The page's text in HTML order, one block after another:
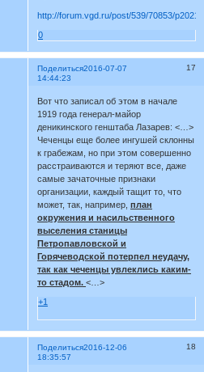
http://forum.vgd.ru/post/539/70853/
0
Поделиться 17
2016-07-07
14:44:23
Вот что записал об этом в начале
1919 года генерал-майор
деникинского генштаба Лазарев: <…>
Чеченцы еще более ингушей склонны
к грабежам, но при этом совершенно
расстраиваются и теряют все, даже
самые зачаточные признаки
организации, каждый тащит то, что
может, так, например,план
окружения и насильственного
выселения станицы
Петропавловской и
Горячеводской потерпел неудачу,
так как чеченцы увлеклись каким-
то стадом.<…>
+1
Поделиться 18
2016-12-06
18:35:57